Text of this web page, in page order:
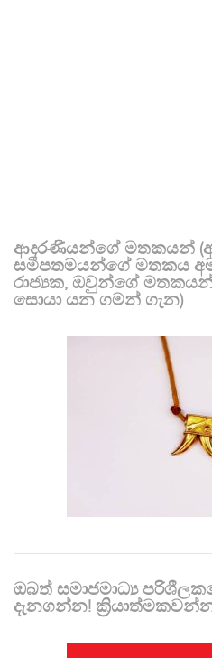
ආදරණීයන්ගේ මතකයන්
සමීපතමයන්ගේ මතකය
රාජ්‍යක, ඔවුන්ගේ
සොයා යන ගමන් ගැන)
ඔබත් සමාජමාධ්‍ය
දැනගන්න!